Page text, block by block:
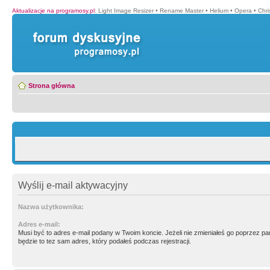
Aktualizacje na programosy.pl: Light Image Resizer • Rename Master • Helium • Opera •
Strona główna
Wyślij e-mail aktywacyjny
Nazwa użytkownika:
Adres e-mail:
Musi być to adres e-mail podany w Twoim koncie. Jeżeli nie zmieniałeś go poprzez
będzie to tez sam adres, który podałeś podczas rejestracji.